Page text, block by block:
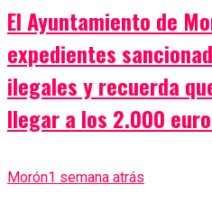
El Ayuntamiento de
expedientes
ilegales y recuerda
llegar a los 2.000
Morón1 semana atrás